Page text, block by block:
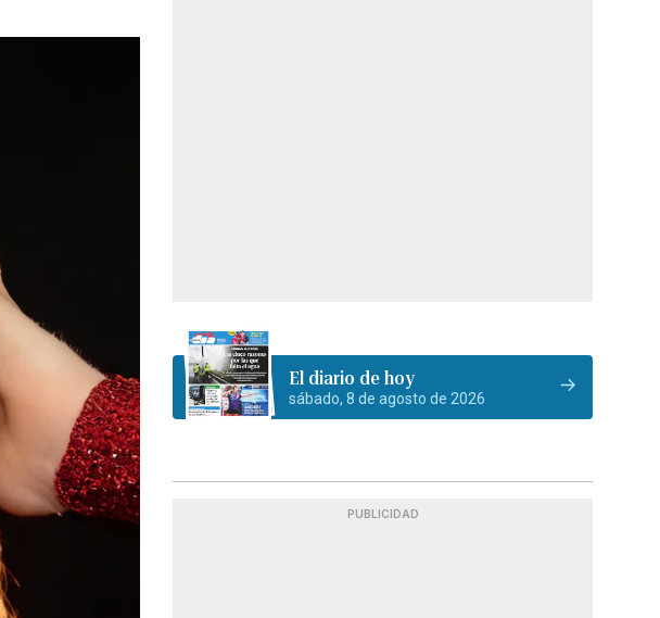
El diario de hoy
sábado, 8 de agosto de 2026
PUBLICIDAD